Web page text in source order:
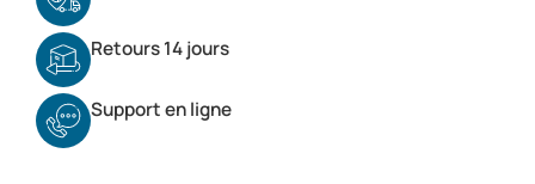
Retours 14 jours
Support en ligne